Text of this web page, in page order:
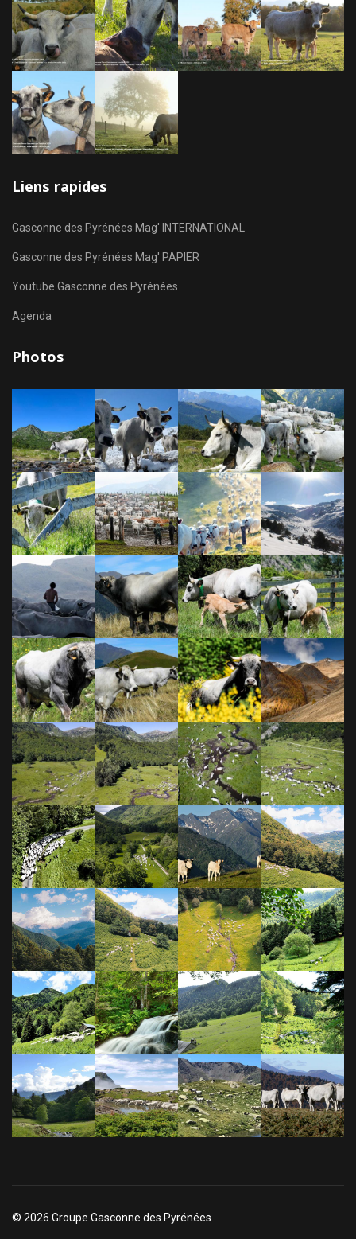
Liens rapides
Gasconne des Pyrénées Mag' INTERNATIONAL
Gasconne des Pyrénées Mag' PAPIER
Youtube Gasconne des Pyrénées
Agenda
Photos
© 2026 Groupe Gasconne des Pyrénées